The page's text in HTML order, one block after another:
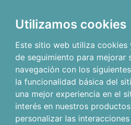
Utilizamos cookies
Este sitio web utiliza
de seguimiento para mejorar
navegación con los
la funcionalidad básica del
una mejor experiencia en el
interés en nuestros
personalizar las